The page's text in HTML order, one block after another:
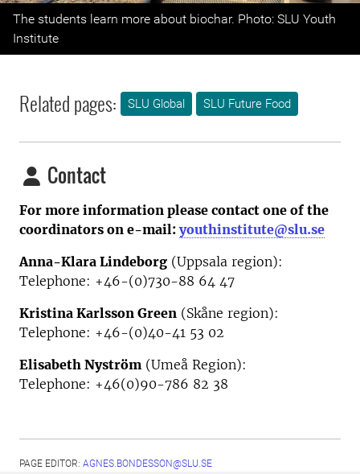
Previous
The students learn more about biochar. Photo: SLU Youth
Institute
Related pages: SLU Global SLU Future Food
Contact
For more information please contact one of the
coordinators on e-mail:youthinstitute@slu.se
Anna-Klara Lindeborg (Uppsala region):
Telephone: +46-(0)730-88 64 47
Kristina Karlsson Green (Skåne region):
Telephone: +46-(0)40-41 53 02
Elisabeth Nyström (Umeå Region):
Telephone: +46(0)90-786 82 38
PAGE EDITOR: AGNES.BONDESSON@SLU.SE